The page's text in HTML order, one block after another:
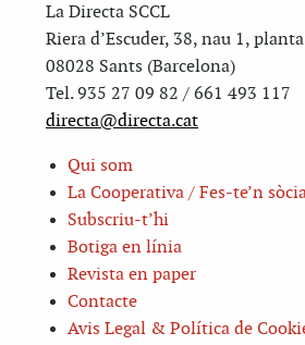
La Directa SCCL
Riera d’Escuder, 38, nau 1,
08028 Sants (Barcelona)
Tel. 935 27 09 82 / 661 493 117
directa@directa.cat
Qui som
La Cooperativa / Fes-te’n
Subscriu-t’hi
Botiga en línia
Revista en paper
Contacte
Avis Legal & Política de